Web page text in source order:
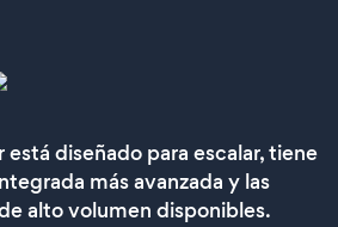
diseñado para escalar, tiene
más avanzada y las
alto volumen disponibles.